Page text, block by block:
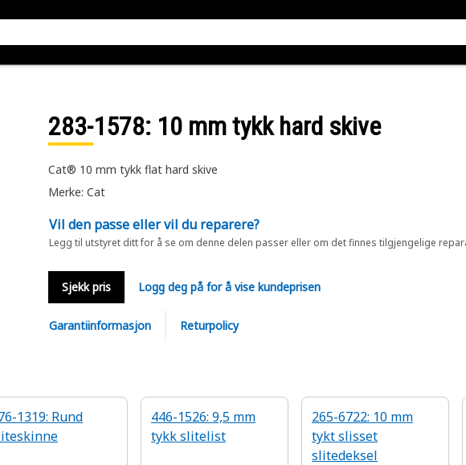
283-1578: 10 mm tykk hard skive
Cat® 10 mm tykk flat hard skive
Merke: Cat
Vil den passe eller vil du reparere?
Legg til utstyret ditt for å se om denne delen passer eller om det finnes tilgjengelige
Sjekk pris Logg deg på for å vise kundeprisen
Garantiinformasjon Returpolicy
1319: Rund
446-1526: 9,5 mm
tykk slitelist
265-6722: 10 mm
tykt slisset
slitedeksel